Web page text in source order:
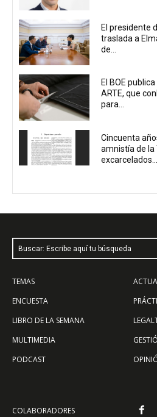
El presidente
traslada a
de...
El BOE
ARTE, que
para...
Cincuenta
amnistía de la
excarcelados...
Buscar: Escribe aquí tu búsqueda
TEMAS
ENCUESTA
LIBRO DE LA SEMANA
MULTIMEDIA
PODCAST
COLABORADORES